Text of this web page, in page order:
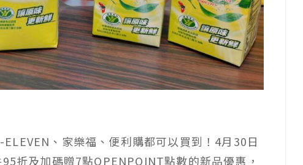
、家樂福、便利購都可以買到！4月30日
折及加碼贈7點OPENPOINT點數的新品優惠，